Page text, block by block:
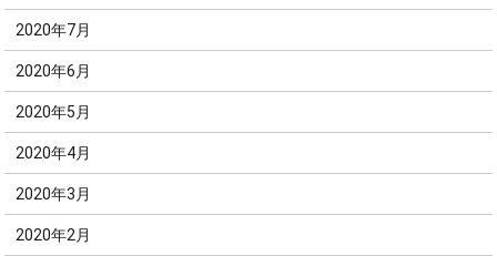
2020年7月
2020年6月
2020年5月
2020年4月
2020年3月
2020年2月